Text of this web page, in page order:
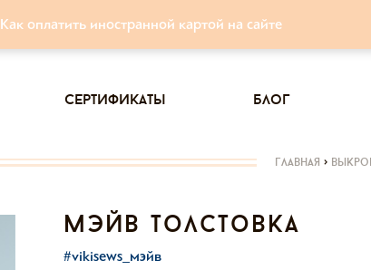
Как оплатить иностранной картой на сайте
сертификаты блог
главная >
мэйв толстовка
#vikisews_мэйв